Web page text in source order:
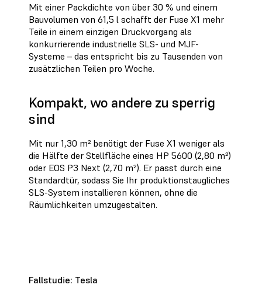
Mit einer Packdichte von über 30 % und einem
Bauvolumen von 61,5 l schafft der Fuse X1 mehr
Teile in einem einzigen Druckvorgang als
konkurrierende industrielle SLS- und MJF-
Systeme – das entspricht bis zu Tausenden von
zusätzlichen Teilen pro Woche.
Kompakt, wo andere zu sperrig
sind
Mit nur 1,30 m² benötigt der Fuse X1 weniger als
die Hälfte der Stellfläche eines HP 5600 (2,80 m²)
oder EOS P3 Next (2,70 m²). Er passt durch eine
Standardtür, sodass Sie Ihr produktionstaugliches
SLS-System installieren können, ohne die
Räumlichkeiten umzugestalten.
Fallstudie: Tesla